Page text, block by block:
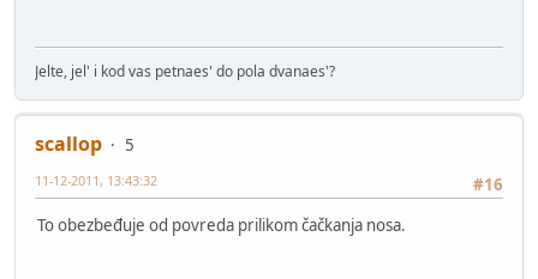
Jelte, jel' i kod vas petnaes' do pola dvanaes'?
scallop
5
#16
11-12-2011, 13:43:32
To obezbeđuje od povreda prilikom čačkanja nosa.